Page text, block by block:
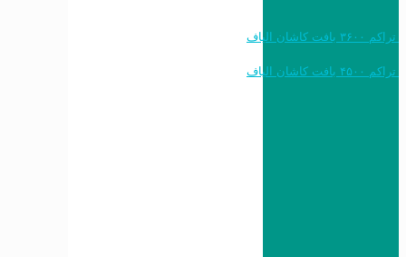
خرید به قیمت فرش ماشینی ۱۲۰۰ شانه تراکم ۳۶۰۰ بافت کاشان الیاف
خرید به قیمت فرش ماشینی ۱۵۰۰ شانه تراکم ۴۵۰۰ بافت کاشان الیاف